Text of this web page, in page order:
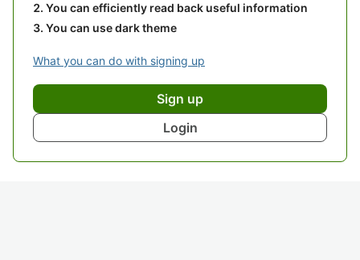
You can efficiently read back useful information
You can use dark theme
What you can do with signing up
Sign up
Login